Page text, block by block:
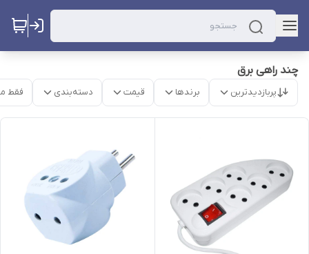
چند راهی برق
پربازدیدترین برندها قیمت دسته‌بندی فقط